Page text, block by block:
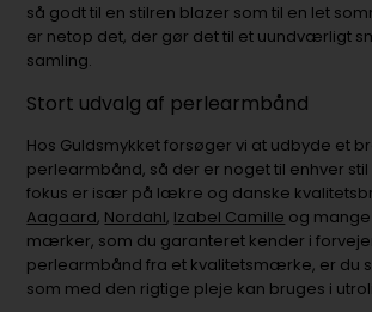
så godt til en stilren blazer som til en let
er netop det, der gør det til et uundværligt
samling.
Stort udvalg af perlearmbånd
Hos Guldsmykket forsøger vi at udbyde et
perlearmbånd, så der er noget til enhver
fokus er især på lækre og danske
Aagaard, Nordahl, Izabel Camille og
mærker, som du garanteret kender i
perlearmbånd fra et kvalitetsmærke, er du
som med den rigtige pleje kan bruges i